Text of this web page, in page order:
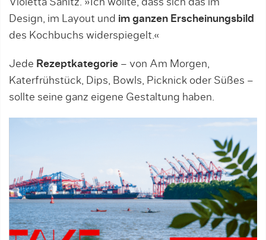
Violetta Sanitz. »Ich wollte, dass sich das im
Design, im Layout und im ganzen Erscheinungsbild
des Kochbuchs widerspiegelt.«
Jede Rezeptkategorie – von Am Morgen,
Katerfrühstück, Dips, Bowls, Picknick oder Süßes –
sollte seine ganz eigene Gestaltung haben.